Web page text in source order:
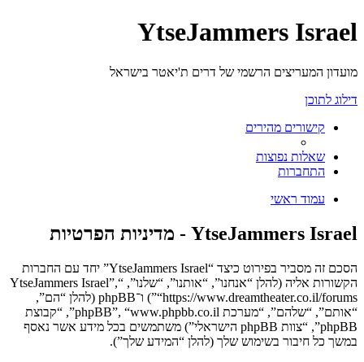
YtseJammers Israel
מועדון המעריצים הרשמי של דרים ת'יאטר בישראל
דילוג לתוכן
קישורים מהירים
שאלות נפוצות
התחברות
עמוד ראשי
YtseJammers Israel - מדיניות הפרטיות
הסכם זה מסביר בפירוט כיצד “YtseJammers Israel” יחד עם החברות
הקשורות אליה (להלן “אנחנו”, “אותנו”, “שלנו”, “YtseJammers Israel”,
“https://www.dreamtheater.co.il/forums”) ו־phpBB (להלן “הם”,
“אותם”, “שלהם”, “מערכת phpBB”, “www.phpbb.co.il”, “קבוצת
phpBB”, “צוות phpBB הישראלי”) משתמשים בכל מידע אשר נאסף
במשך כל חיבור בשימוש שלך (להלן “המידע שלך”).